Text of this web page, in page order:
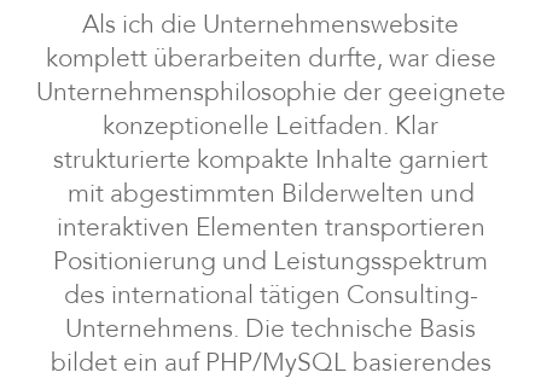
Als ich die Unternehmenswebsite
komplett überarbeiten durfte, war diese
Unternehmensphilosophie der geeignete
konzeptionelle Leitfaden. Klar
strukturierte kompakte Inhalte garniert
mit abgestimmten Bilderwelten und
interaktiven Elementen transportieren
Positionierung und Leistungsspektrum
des international tätigen Consulting-
Unternehmens. Die technische Basis
bildet ein auf PHP/MySQL basierendes